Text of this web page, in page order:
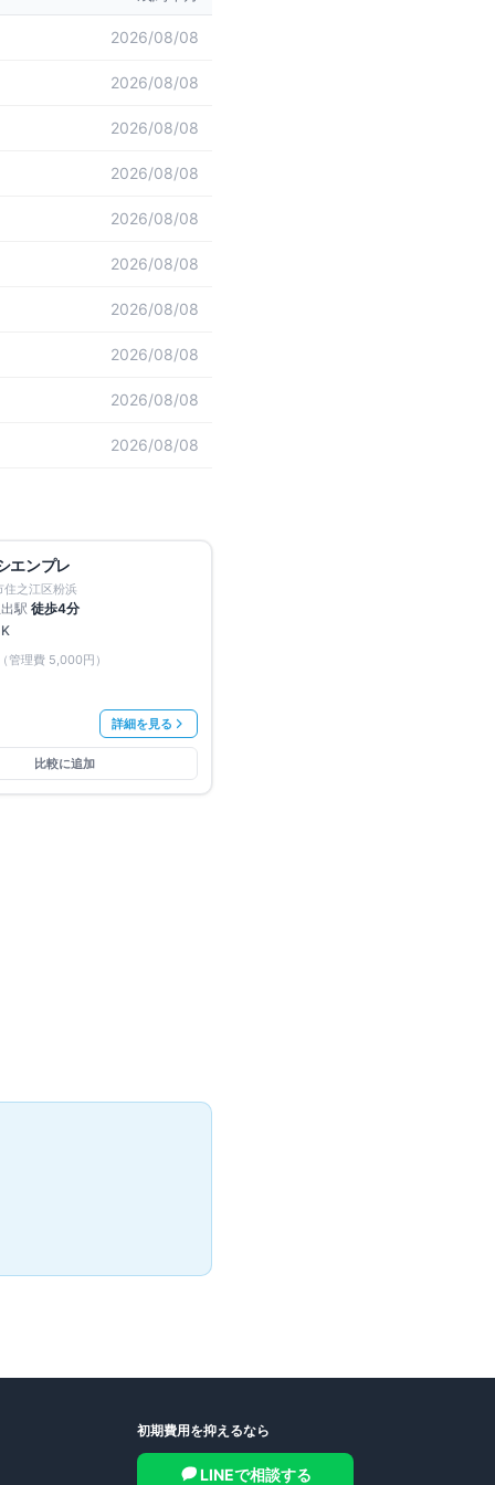
2026/08/08
2026/08/08
2026/08/08
2026/08/08
2026/08/08
2026/08/08
2026/08/08
2026/08/08
2026/08/08
2026/08/08
エンプレ
住之江区粉浜
駅 徒歩4分
管理費 5,000円 ）
詳細を見る
比較に追加
初期費用を抑えるなら
LINEで相談する